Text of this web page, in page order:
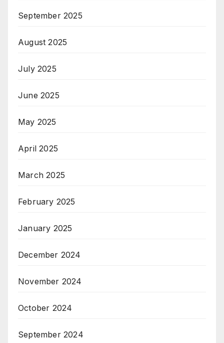
September 2025
August 2025
July 2025
June 2025
May 2025
April 2025
March 2025
February 2025
January 2025
December 2024
November 2024
October 2024
September 2024